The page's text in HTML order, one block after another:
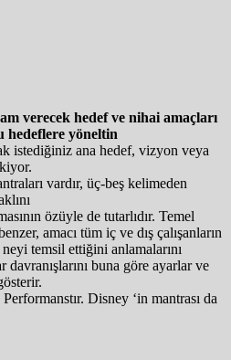
verecek hedef ve nihai amaçları
hedeflere yöneltin
ana hedef, vizyon veya
vardır, üç-beş kelimeden
özüyle de tutarlıdır. Temel
amacı tüm iç ve dış çalışanların
temsil ettiğini anlamalarını
davranışlarını buna göre ayarlar ve
Disney ‘in mantrası da